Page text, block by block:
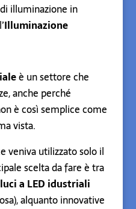
illuminazione in
Illuminazione
è un settore che
anche perché
è così semplice come
vista.
veniva utilizzato solo il
scelta da fare è tra
luci a LED idustriali
alquanto innovative